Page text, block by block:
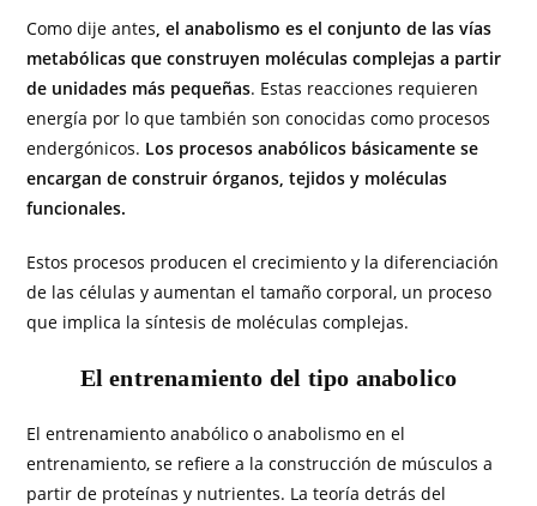
Como dije antes, el anabolismo es el conjunto de las vías
metabólicas que construyen moléculas complejas a partir
de unidades más pequeñas. Estas reacciones requieren
energía por lo que también son conocidas como procesos
endergónicos. Los procesos anabólicos básicamente se
encargan de construir órganos, tejidos y moléculas
funcionales.
Estos procesos producen el crecimiento y la diferenciación
de las células y aumentan el tamaño corporal, un proceso
que implica la síntesis de moléculas complejas.
El entrenamiento del tipo anabolico
El entrenamiento anabólico o anabolismo en el
entrenamiento, se refiere a la construcción de músculos a
partir de proteínas y nutrientes. La teoría detrás del